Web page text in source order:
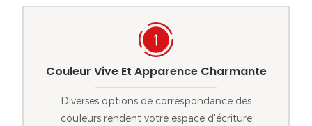
Couleur Vive Et Apparence Charmante
Diverses options de correspondance des
couleurs rendent votre espace d'écriture